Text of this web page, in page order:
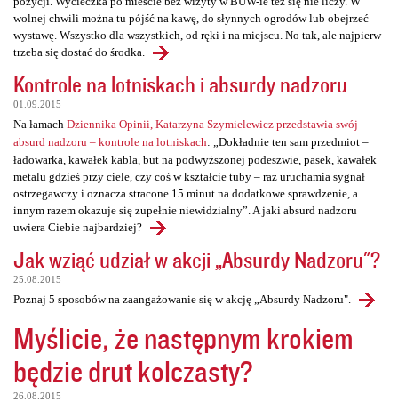
wolnej chwili można tu pójść na kawę, do słynnych ogrodów lub obejrzeć
wystawę. Wszystko dla wszystkich, od ręki i na miejscu. No tak, ale najpierw
trzeba się dostać do środka.
Kontrole na lotniskach i absurdy nadzoru
01.09.2015
Na łamach Dziennika Opinii, Katarzyna Szymielewicz przedstawia swój
absurd nadzoru – kontrole na lotniskach: „Dokładnie ten sam przedmiot –
ładowarka, kawałek kabla, but na podwyższonej podeszwie, pasek, kawałek
metalu gdzieś przy ciele, czy coś w kształcie tuby – raz uruchamia sygnał
ostrzegawczy i oznacza stracone 15 minut na dodatkowe sprawdzenie, a
innym razem okazuje się zupełnie niewidzialny”. A jaki absurd nadzoru
uwiera Ciebie najbardziej?
Jak wziąć udział w akcji „Absurdy Nadzoru"?
25.08.2015
Poznaj 5 sposobów na zaangażowanie się w akcję „Absurdy Nadzoru".
Myślicie, że następnym krokiem
będzie drut kolczasty?
26.08.2015